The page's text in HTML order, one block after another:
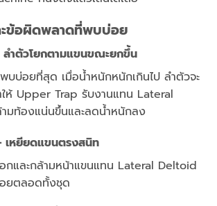
ะข้อผิดพลาดที่พบบ่อย
ำตัวโยกตามแขนขณะยกขึ้น
บ่อยที่สุด เมื่อน้ำหนักหนักเกินไป ลำตัวจะ
ห้ Upper Trap รับงานแทน Lateral
มท้องแน่นขึ้นและลดน้ำหนักลง
หยียดแขนตรงสนิท
กและกล้ามหน้าแขนแทน Lateral Deltoid
ยตลอดทั้งชุด